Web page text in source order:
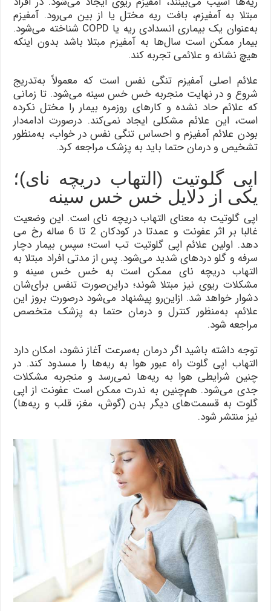
مبتلا به آمفیزم، بافت ریه مختل یا از بین می‌رود. آمفیزم
به‌عنوان یک بیماری انسدادی ریه یا COPD شناخته می‌شود.
بیمار ممکن است سال‌ها به آمفیزم مبتلا باشد بدون اینکه
هیچ نشانه و علائمی تجربه کند.
علائم اصلی آمفیزم تنگی نفس است که معمولاً به‌تدریج
شروع و در نهایت منجر‌به خس خس سینه می‌شود. تا زمانی
که علائم حاد نشده و کارهای روزمره بیمار را مختل نکرده
است، این علائم مشکلی ایجاد نمی‌کند. در‌صورت ادامه‌دار
بودن علائم آمفیزم و احساس تنگی نفس در خواب، به‌منظور
تشخیص و درمان حتما باید به پزشک مراجعه کرد.
اپی گلوتیت (التهاب دریچه نای)؛
یکی از دلایل خس خس سینه
اپی گلوتیت به معنای التهاب دریچه نای است. این وضعیت
غالبا بر اثر عفونت و عمدتا در کودکان 2 تا 6 ساله رخ می
دهد. اولین علائم اپی گلوتیت تب است؛ سپس بیمار دچار
سرفه و گلو دردهای شدید می‌شود. پس از مدتی افراد مبتلا به
التهاب دریچه نای ممکن است به خس خس سینه و
مشکلات ریوی نیز مبتلا شوند؛ دراین‌صورت تنفس برای‌شان
دشوار خواهد شد. ازاین‌رو پیشنهاد می‌شود در‌صورت بروز این
علائم، به‌منظور کنترل و درمان حتما به پزشک متخصص
مراجعه شود.
توجه داشته باشید اگر درمان به‌سرعت آغاز نشود، امکان دارد
التهاب اپی گلوت راه عبور هوا به ریه‌ها را مسدود کند. در
چنین شرایطی هوا به ریه‌ها نمی‌رسد و منجر‌به مشکلات
جدی می‌شود. هم‌چنین به ندرت ممکن است عفونت از اپی
گلوت به قسمت‌های دیگر بدن (گوش، مغز، قلب و ریه‌ها)
نیز منتشر شود.